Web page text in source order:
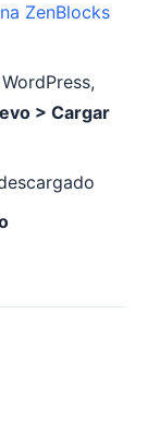
ZenBlocks
> Cargar